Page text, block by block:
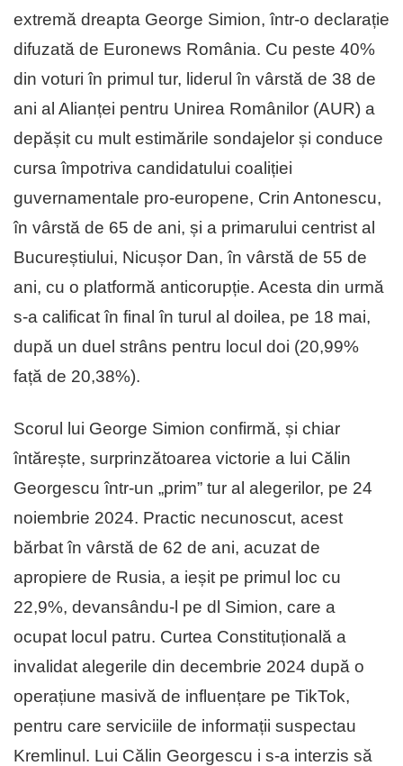
extremă dreapta George Simion, într-o declarație
difuzată de Euronews România. Cu peste 40%
din voturi în primul tur, liderul în vârstă de 38 de
ani al Alianței pentru Unirea Românilor (AUR) a
depășit cu mult estimările sondajelor și conduce
cursa împotriva candidatului coaliției
guvernamentale pro-europene, Crin Antonescu,
în vârstă de 65 de ani, și a primarului centrist al
Bucureștiului, Nicușor Dan, în vârstă de 55 de
ani, cu o platformă anticorupție. Acesta din urmă
s-a calificat în final în turul al doilea, pe 18 mai,
după un duel strâns pentru locul doi (20,99%
față de 20,38%).
Scorul lui George Simion confirmă, și chiar
întărește, surprinzătoarea victorie a lui Călin
Georgescu într-un „prim” tur al alegerilor, pe 24
noiembrie 2024. Practic necunoscut, acest
bărbat în vârstă de 62 de ani, acuzat de
apropiere de Rusia, a ieșit pe primul loc cu
22,9%, devansându-l pe dl Simion, care a
ocupat locul patru. Curtea Constituțională a
invalidat alegerile din decembrie 2024 după o
operațiune masivă de influențare pe TikTok,
pentru care serviciile de informații suspectau
Kremlinul. Lui Călin Georgescu i s-a interzis să